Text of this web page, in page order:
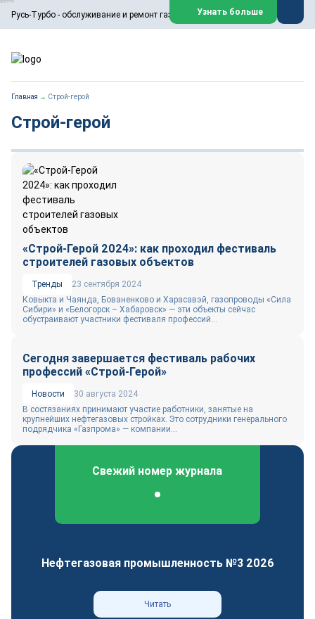
Русь-Турбо - обслуживание и ремонт газовых паровых турбин
ООО «Русь-Турбо» занимается сервисом газовых и паровых
турбин, комплексным ремонтом, восстановлением,
техническим обслуживанием оборудования ТЭС,
работают на нефтегазовых, нефтехимических,
металлургических и других предприятиях.
Реклама. ООО «Русь-Турбо», ИНН 7802588950
Перейти на сайт
Узнать больше
Главная → Строй-герой
Строй-герой
«Строй-Герой 2024»: как проходил фестиваль
строителей газовых объектов
Тренды
23 сентября 2024
Ковыкта и Чаянда, Бованенково и Харасавэй, газопроводы «Сила
Сибири» и «Белогорск – Хабаровск» ― эти объекты сейчас
обустраивают участники фестиваля профессий...
Сегодня завершается фестиваль рабочих
профессий «Строй-Герой»
Новости
30 августа 2024
В состязаниях принимают участие работники, занятые на
крупнейших нефтегазовых стройках. Это сотрудники генерального
подрядчика «Газпрома» — компании...
Свежий номер журнала
Нефтегазовая промышленность №3 2026
Читать